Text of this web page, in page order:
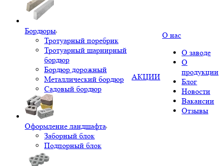
Бордюры
Тротуарный поребрик
Тротуарный шарнирный
бордюр
Бордюр дорожный
Металлический бордюр
Садовый бордюр
Оформление ландшафта
Заборный блок
Подпорный блок
АКЦИИ
О нас
О заводе
О
продукции
Блог
Новости
Вакансии
Отзывы